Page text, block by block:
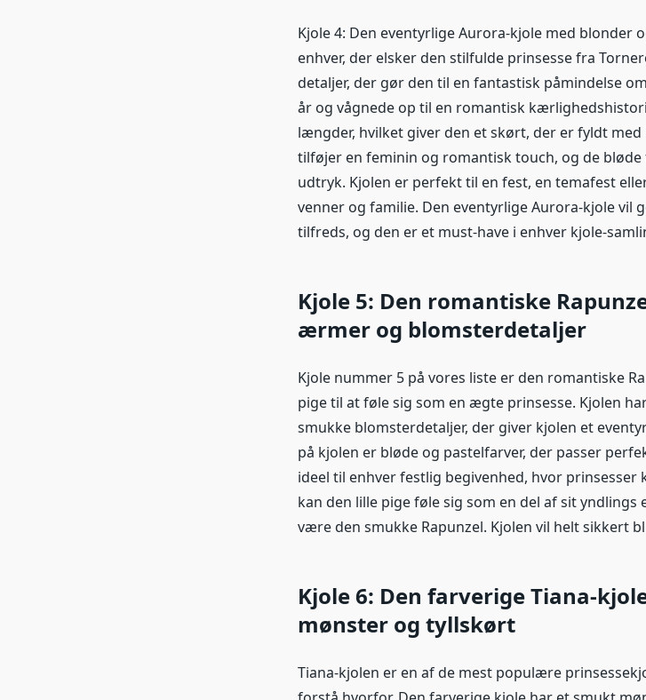
Kjole 4: Den eventyrlige Aurora-kjole med
enhver, der elsker den stilfulde prinsesse fra
detaljer, der gør den til en fantastisk påmindelse
år og vågnede op til en romantisk
længder, hvilket giver den et skørt, der er fyldt
tilføjer en feminin og romantisk touch, og de
udtryk. Kjolen er perfekt til en fest, en temafest
venner og familie. Den eventyrlige Aurora-kjole vil
tilfreds, og den er et must-have i enhver kjole-
Kjole 5: Den romantiske
ærmer og blomsterdetaljer
Kjole nummer 5 på vores liste er den romantiske
pige til at føle sig som en ægte prinsesse. Kjolen
smukke blomsterdetaljer, der giver kjolen et
på kjolen er bløde og pastelfarver, der passer
ideel til enhver festlig begivenhed, hvor prinsesser
kan den lille pige føle sig som en del af sit
være den smukke Rapunzel. Kjolen vil helt sikkert
Kjole 6: Den farverige Tiana-
mønster og tyllskørt
Tiana-kjolen er en af de mest populære